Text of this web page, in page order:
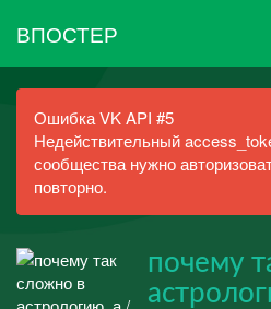
ВПОСТЕР
Ошибка VK API #5
Недействительный
сообщества нужно
повторно.
почему